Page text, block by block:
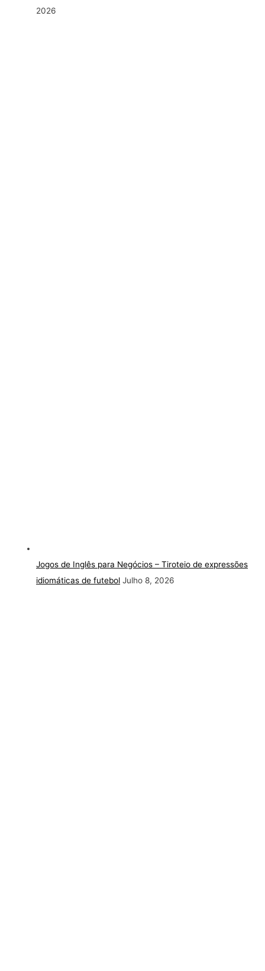
2026
Jogos de Inglês para Negócios – Tiroteio de expressões
idiomáticas de futebol Julho 8, 2026